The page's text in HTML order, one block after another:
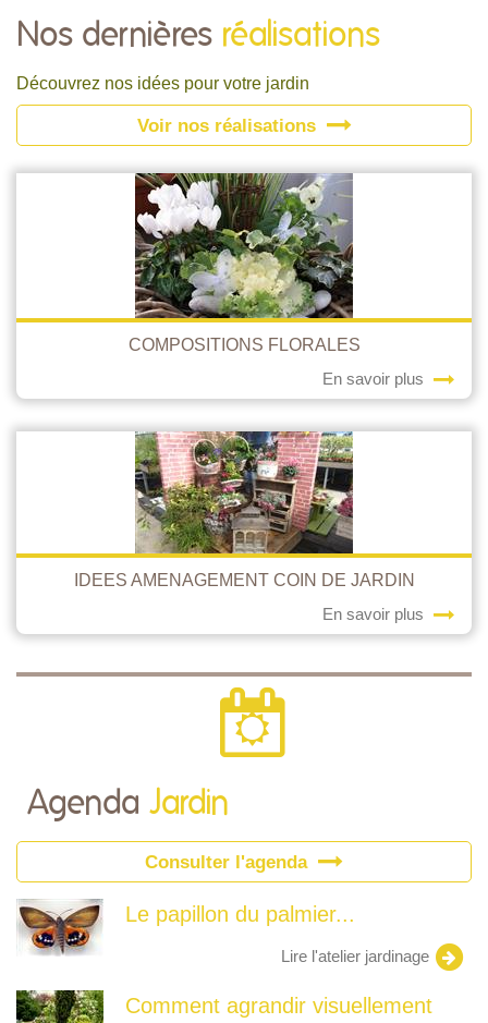
Nos dernières réalisations
Découvrez nos idées pour votre jardin
Voir nos réalisations
COMPOSITIONS FLORALES
En savoir plus
IDEES AMENAGEMENT COIN DE JARDIN
En savoir plus
Agenda Jardin
Consulter l'agenda
Le papillon du palmier...
Lire l'atelier jardinage
Comment agrandir visuellement